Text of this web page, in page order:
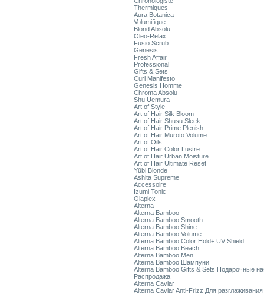
Thermiques
Aura Botanica
Volumifique
Blond Absolu
Oleo-Relax
Fusio Scrub
Genesis
Fresh Affair
Professional
Gifts & Sets
Curl Manifesto
Genesis Homme
Chroma Absolu
Shu Uemura
Art of Style
Art of Hair Silk Bloom
Art of Hair Shusu Sleek
Art of Hair Prime Plenish
Art of Hair Muroto Volume
Art of Oils
Art of Hair Color Lustre
Art of Hair Urban Moisture
Art of Hair Ultimate Reset
Yūbi Blonde
Ashita Supreme
Accessoire
Izumi Tonic
Olaplex
Alterna
Alterna Bamboo
Alterna Bamboo Smooth
Alterna Bamboo Shine
Alterna Bamboo Volume
Alterna Bamboo Color Hold+ UV Shield
Alterna Bamboo Beach
Alterna Bamboo Men
Alterna Bamboo Шампуни
Alterna Bamboo Gifts & Sets Подарочные
Распродажа
Alterna Caviar
Alterna Caviar Anti-Frizz Для